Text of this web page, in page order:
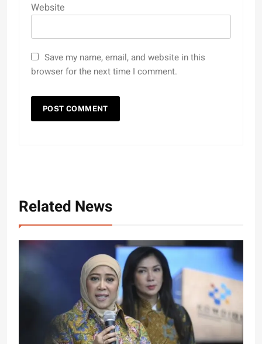
Website
Save my name, email, and website in this
browser for the next time I comment.
Related News